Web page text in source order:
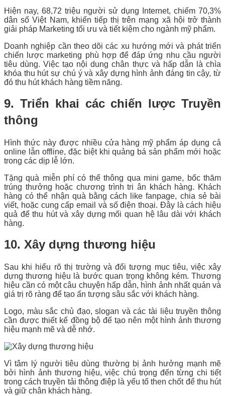
Hiện nay, 68,72 triệu người sử dụng Internet, chiếm 70,3%
dân số Việt Nam, khiến tiếp thị trên mạng xã hội trở thành
giải pháp Marketing tối ưu và tiết kiệm cho ngành mỹ phẩm.
Doanh nghiệp cần theo dõi các xu hướng mới và phát triển
chiến lược marketing phù hợp để đáp ứng nhu cầu người
tiêu dùng. Việc tạo nội dung chân thực và hấp dẫn là chìa
khóa thu hút sự chú ý và xây dựng hình ảnh đáng tin cậy, từ
đó thu hút khách hàng tiềm năng.
9. Triển khai các chiến lược Truyền
thông
Hình thức này được nhiều cửa hàng mỹ phẩm áp dụng cả
online lẫn offline, đặc biệt khi quảng bá sản phẩm mới hoặc
trong các dịp lễ lớn.
Tặng quà miễn phí có thể thông qua mini game, bốc thăm
trúng thưởng hoặc chương trình tri ân khách hàng. Khách
hàng có thể nhận quà bằng cách like fanpage, chia sẻ bài
viết, hoặc cung cấp email và số điện thoại. Đây là cách hiệu
quả để thu hút và xây dựng mối quan hệ lâu dài với khách
hàng.
10. Xây dựng thương hiệu
Sau khi hiểu rõ thị trường và đối tượng mục tiêu, việc xây
dựng thương hiệu là bước quan trọng không kém. Thương
hiệu cần có một câu chuyện hấp dẫn, hình ảnh nhất quán và
giá trị rõ ràng để tạo ấn tượng sâu sắc với khách hàng.
Logo, màu sắc chủ đạo, slogan và các tài liệu truyền thông
cần được thiết kế đồng bộ để tạo nên một hình ảnh thương
hiệu mạnh mẽ và dễ nhớ.
Vì tâm lý người tiêu dùng thường bị ảnh hưởng mạnh mẽ
bởi hình ảnh thương hiệu, việc chú trọng đến từng chi tiết
trong cách truyền tải thông điệp là yếu tố then chốt để thu hút
và giữ chân khách hàng.